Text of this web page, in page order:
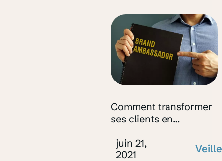
Comment transformer
ses clients en
juin 21,
2021
Veille